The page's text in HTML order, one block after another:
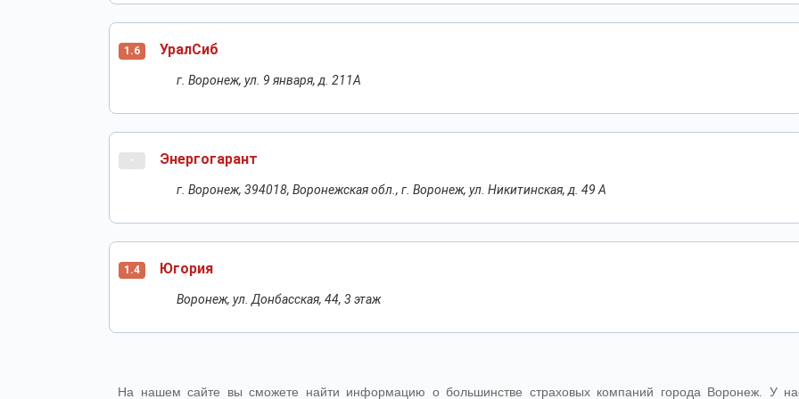
1.6 УралСиб
г. Воронеж, ул. 9 января, д. 211А
- Энергогарант
г. Воронеж, 394018, Воронежская обл., г. Воронеж, ул. Никитинская, д. 49 А
1.4 Югория
Воронеж, ул. Донбасская, 44, 3 этаж
На нашем сайте вы сможете найти информацию о большинстве страховых компаний города Воронеж. У